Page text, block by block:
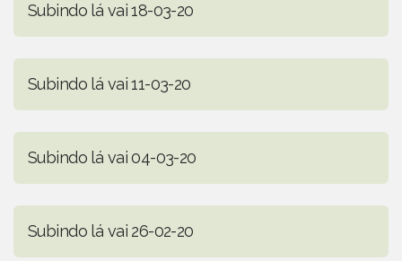
Subindo lá vai 18-03-20
Subindo lá vai 11-03-20
Subindo lá vai 04-03-20
Subindo lá vai 26-02-20